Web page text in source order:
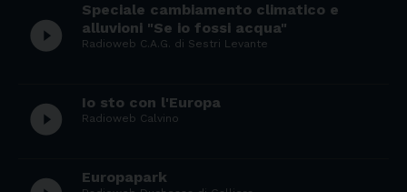
play_circle_filled
Speciale cambiamento climatico e
alluvioni "Se io fossi acqua"
Radioweb C.A.G. di Sestri Levante
play_circle_filled Io sto con l'Europa
Radioweb Calvino
Europapark